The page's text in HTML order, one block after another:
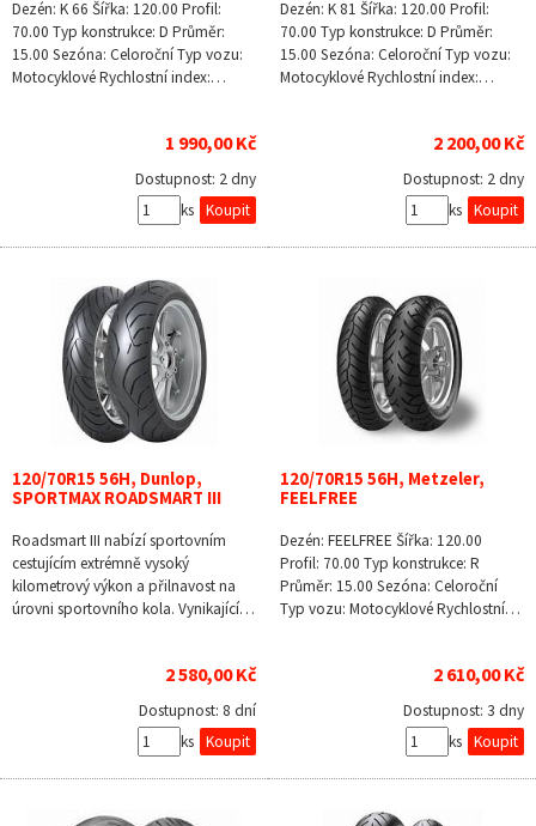
Dezén: K 66 Šířka: 120.00 Profil:
70.00 Typ konstrukce: D Průměr:
15.00 Sezóna: Celoroční Typ vozu:
Motocyklové Rychlostní index:…
1 990,00 Kč
Dostupnost: 2 dny
ks
Dezén: K 81 Šířka: 120.00 Profil:
70.00 Typ konstrukce: D Průměr:
15.00 Sezóna: Celoroční Typ vozu:
Motocyklové Rychlostní index:…
2 200,00 Kč
Dostupnost: 2 dny
ks
120/70R15 56H, Dunlop,
SPORTMAX ROADSMART III
Roadsmart III nabízí sportovním
cestujícím extrémně vysoký
kilometrový výkon a přilnavost na
úrovni sportovního kola. Vynikající…
2 580,00 Kč
Dostupnost: 8 dní
ks
120/70R15 56H, Metzeler,
FEELFREE
Dezén: FEELFREE Šířka: 120.00
Profil: 70.00 Typ konstrukce: R
Průměr: 15.00 Sezóna: Celoroční
Typ vozu: Motocyklové Rychlostní…
2 610,00 Kč
Dostupnost: 3 dny
ks